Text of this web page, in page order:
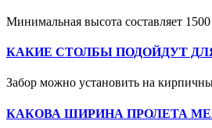
Минимальная высота составляет
КАКИЕ СТОЛБЫ ПОДОЙДУТ
Забор можно установить на
КАКОВА ШИРИНА ПРОЛЕТА